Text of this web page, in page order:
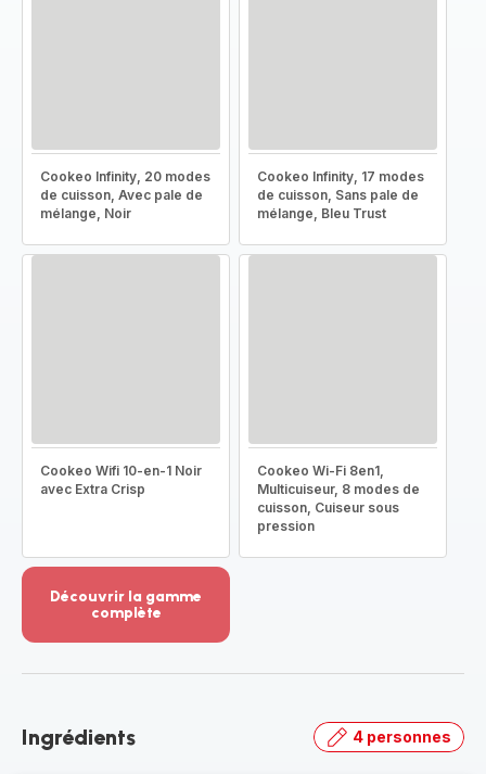
Cookeo Infinity, 20 modes
de cuisson, Avec pale de
mélange, Noir
Cookeo Infinity, 17 modes
de cuisson, Sans pale de
mélange, Bleu Trust
Cookeo Wifi 10-en-1 Noir
avec Extra Crisp
Cookeo Wi-Fi 8en1,
Multicuiseur, 8 modes de
cuisson, Cuiseur sous
pression
Découvrir la gamme
complète
-
gamme
Ingrédients 4 personnes